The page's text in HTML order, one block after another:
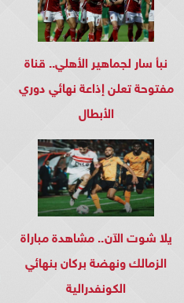
نبأ سار لجماهير الأهلي.. قناة
مفتوحة تعلن إذاعة نهائي دوري
الأبطال
يلا شوت الآن.. مشاهدة مباراة
الزمالك ونهضة بركان بنهائي
الكونفدرالية